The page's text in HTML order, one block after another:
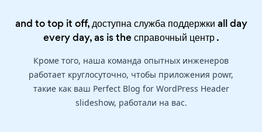
and to top it off, доступна служба поддержки all day
every day, as is theсправочный центр.
Кроме того, наша команда опытных инженеров
работает круглосуточно, чтобы приложения powr,
такие как ваш Perfect Blog for WordPress Header
slideshow, работали на вас.